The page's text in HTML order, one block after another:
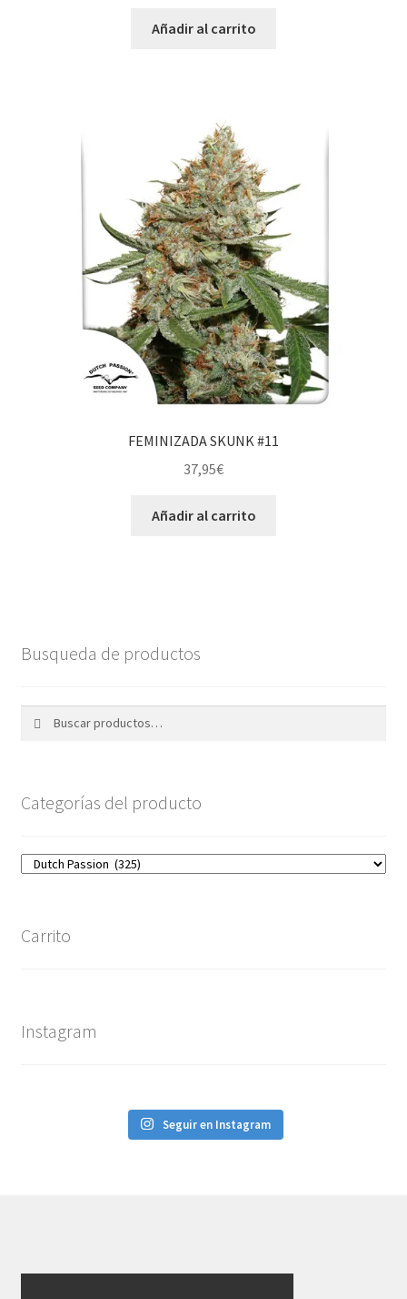
Añadir al carrito
FEMINIZADA SKUNK #11
37,95€
Añadir al carrito
Busqueda de productos
Categorías del producto
Carrito
Instagram
Seguir en Instagram